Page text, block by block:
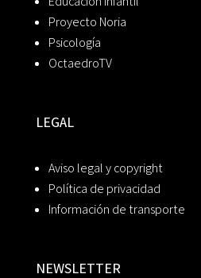
Proyecto Noria
Psicología
OctaedroTV
LEGAL
Aviso legal y copyright
Política de privacidad
Información de transporte
NEWSLETTER